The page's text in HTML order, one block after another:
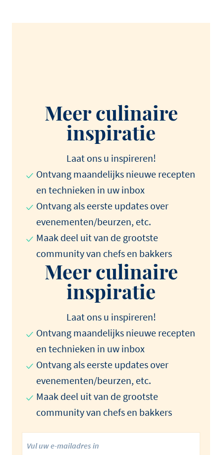
Meer culinaire
inspiratie
Laat ons u inspireren!
Ontvang maandelijks nieuwe recepten
en technieken in uw inbox
Ontvang als eerste updates over
evenementen/beurzen, etc.
Maak deel uit van de grootste
community van chefs en bakkers
Meer culinaire
inspiratie
Laat ons u inspireren!
Ontvang maandelijks nieuwe recepten
en technieken in uw inbox
Ontvang als eerste updates over
evenementen/beurzen, etc.
Maak deel uit van de grootste
community van chefs en bakkers